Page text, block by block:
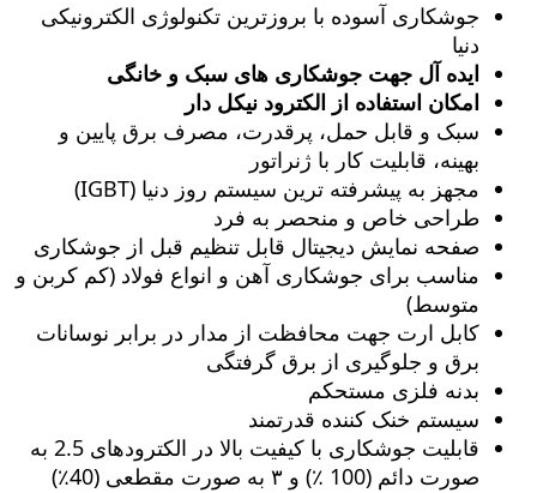
جوشکاری آسوده با بروزترین تکنولوژی الکترونیکی
دنیا
ایده آل جهت جوشکاری های سبک و خانگی
امکان استفاده از الکترود نیکل دار
سبک و قابل حمل، پرقدرت، مصرف برق پایین و
بهینه، قابلیت کار با ژنراتور
مجهز به پیشرفته ترین سیستم روز دنیا (IGBT)
طراحی خاص و منحصر به فرد
صفحه نمایش دیجیتال قابل تنظیم قبل از جوشکاری
مناسب برای جوشکاری آهن و انواع فولاد (کم کربن و
متوسط)
کابل ارت جهت محافظت از مدار در برابر نوسانات
برق و جلوگیری از برق گرفتگی
بدنه فلزی مستحکم
سیستم خنک کننده قدرتمند
قابلیت جوشکاری با کیفیت بالا در الکترودهای 2.5 به
صورت دائم (100 ٪) و ۳ به صورت مقطعی (40٪)